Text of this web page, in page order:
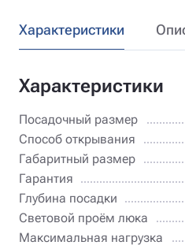
Характеристики
Характеристики
Посадочный размер
Способ открывания
Габаритный размер
Гарантия
Глубина посадки
Световой проём люка
Максимальная нагрузка